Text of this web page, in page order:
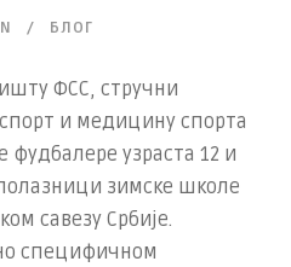
БЛОГ
ФСС, стручни
и медицину спорта
фудбалере узраста 12 и
зимске школе
савезу Србије.
специфичном